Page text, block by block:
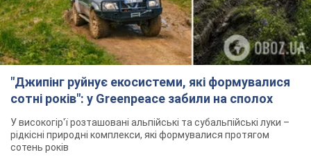
"Джипінг руйнує екосистеми, які формувалися
сотні років": у Greenpeace забили на сполох
У високогір'ї розташовані альпійські та субальпійські луки –
рідкісні природні комплекси, які формувалися протягом
сотень років